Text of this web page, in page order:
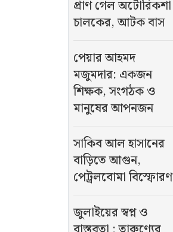
প্রাণ গেল অটোরিকশা
চালকের, আটক বাস
পেয়ার আহমদ
মজুমদার: একজন
শিক্ষক, সংগঠক ও
মানুষের আপনজন
সাকিব আল হাসানের
বাড়িতে আগুন,
পেট্রলবোমা বিস্ফোরণ
জুলাইয়ের স্বপ্ন ও